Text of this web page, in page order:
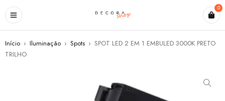
0
Início › Iluminação › Spots › SPOT LED 2 EM 1 EMBULED 3000K PRETO
TRILHO